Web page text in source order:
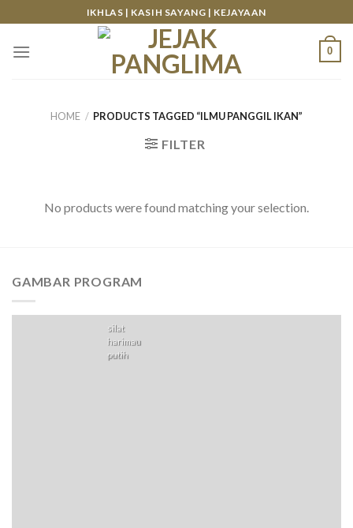
to
content
IKHLAS | KASIH SAYANG | KEJAYAAN
0
HOME / PRODUCTS TAGGED “ILMU PANGGIL IKAN”
FILTER
No products were found matching your selection.
GAMBAR PROGRAM
silat
harimau
putih